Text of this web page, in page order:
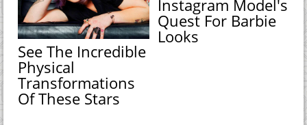
See The Incredible
Physical
Transformations
Of These Stars
Instagram Model's
Quest For Barbie
Looks